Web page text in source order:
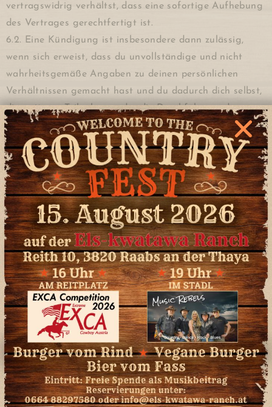
vertragswidrig verhältst, dass eine sofortige Aufhebung
des Vertrages gerechtfertigt ist.
6.2. Eine Kündigung ist insbesondere dann zulässig,
wenn sich erweist, dass du unvollständige und nicht
wahrheitsgemäße Angaben zu deinen persönlichen
Verhältnissen gemacht hast und du dadurch dich selbst,
die weiteren Teilnehmer oder die Durchführung des
Kurses bzw. des Wanderrittes erschwerst oder
gefährdest. Ebenso ist die Aufhebung des Vertrages
gerechtfertigt und zulässig, wenn du gegen fachlich
anerkannte Regeln der Reiterei im Bereich der
Ausrüstung, dem Führens des Pferdes sowie von
Sicherheitsmaßnahmen schuldhaft verstößt.
6.3. Im Falle einer solchen Kündigung behält sich die
Els-kwatawa Ranch den Anspruch auf die Gesamtkosten
vor.
7. BESCHRÄNKUNG DER HAFTUNG
7.1. Jede Haftung der Els-kwatawa Ranch hinsichtlich
aller Ansprüche, welche sich aus der An- und Abfahrt
sowie der Nutzung des Extreme Trail Parks und oder der
Anlage ergeben, ist – außer im Falle vorsätzlichen oder
grob fahrlässigen Verschuldens durch die Els-kwatawa
Ranch – ausgeschlossen.